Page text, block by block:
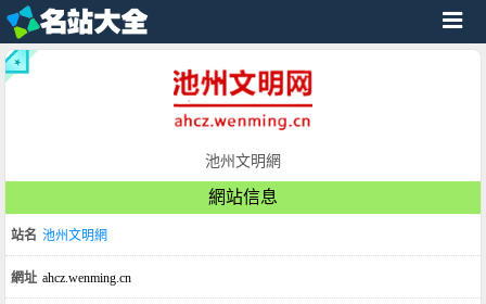
池州文明網
網站信息
站名 池州文明網
網址 ahcz.wenming.cn